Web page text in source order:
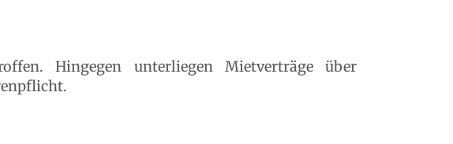
Hingegen unterliegen Mietverträge über